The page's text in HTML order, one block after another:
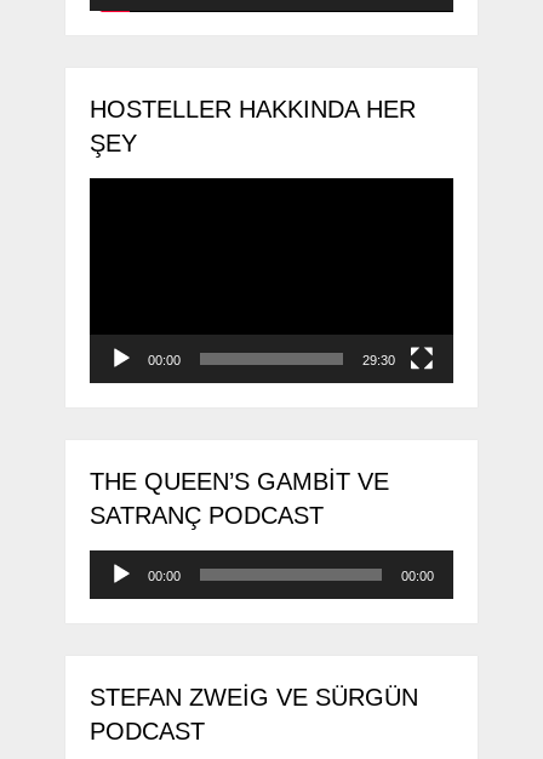
HOSTELLER HAKKINDA HER
ŞEY
00:00 29:30
THE QUEEN’S GAMBIT VE
SATRANÇ PODCAST
Ses
00:00 00:00
STEFAN ZWEIG VE SÜRGÜN
PODCAST